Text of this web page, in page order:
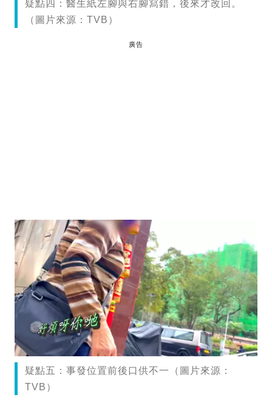
疑點四：醫生紙左腳與右腳寫錯，後來才改回。
（圖片來源：TVB）
廣告
疑點五：事發位置前後口供不一（圖片來源：
TVB）